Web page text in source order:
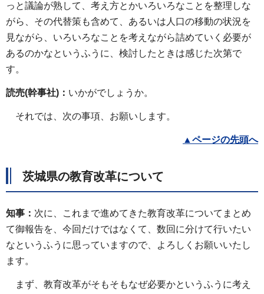
っと議論が熟して、考え方とかいろいろなことを整理しな
がら、その代替策も含めて、あるいは人口の移動の状況を
見ながら、いろいろなことを考えながら詰めていく必要が
あるのかなというふうに、検討したときは感じた次第で
す。
読売(幹事社)： いかがでしょうか。
それでは、次の事項、お願いします。
▲ ページの先頭へ
茨城県の教育改革について
知事： 次に、これまで進めてきた教育改革についてまとめ
て御報告を、今回だけではなくて、数回に分けて行いたい
なというふうに思っていますので、よろしくお願いいたし
ます。
まず、教育改革がそもそもなぜ必要かというふうに考え